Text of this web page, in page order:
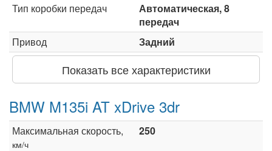
Тип коробки передач
Автоматическая, 8
передач
Привод
Задний
Показать все характеристики
BMW M135i AT xDrive 3dr
Максимальная скорость,
км/ч
250